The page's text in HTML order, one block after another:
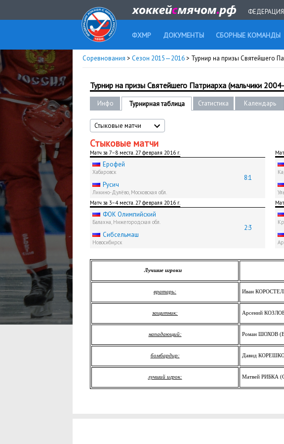
ФХМР ДОКУМЕНТЫ СБОРНЫЕ КОМАНДЫ
Соревнования > Сезон 2015—2016> Турнир на призы Святейшего
Турнир на призы Святейшего Патриарха (мальчики
Инфо Турнирная таблица Статистика Календарь
Стыковые матчи
Стыковые матчи
Матч за 7−8 места. 27 февраля 2016 г.
Ерофей
Хабаровск
8:1
Русич
Ликино-Дулёво, Московская обл.
Матч за 3−4 места. 27 февраля 2016 г.
ФОК Олимпийский
Балахна, Нижегородская обл.
2:3
Сибсельмаш
Новосибирск
Лучшие игроки
вратарь: Иван
защитник: Арсений
нападающий: Роман ШОХОВ
бомбардир: Давид
лучший игрок: Матвей РИБКА